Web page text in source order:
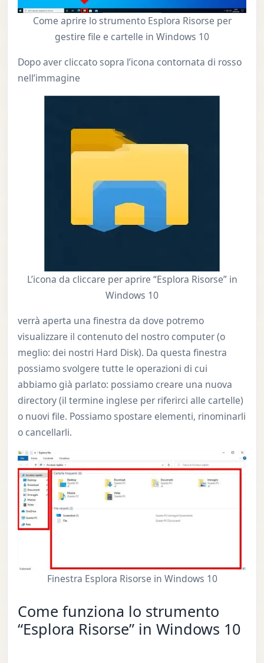
Come aprire lo strumento Esplora Risorse per
gestire file e cartelle in Windows 10
Dopo aver cliccato sopra l’icona contornata di rosso
nell’immagine
L’icona da cliccare per aprire “Esplora Risorse” in
Windows 10
verrà aperta una finestra da dove potremo
visualizzare il contenuto del nostro computer (o
meglio: dei nostri Hard Disk). Da questa finestra
possiamo svolgere tutte le operazioni di cui
abbiamo già parlato: possiamo creare una nuova
directory (il termine inglese per riferirci alle cartelle)
o nuovi file. Possiamo spostare elementi, rinominarli
o cancellarli.
Finestra Esplora Risorse in Windows 10
Come funziona lo strumento
“Esplora Risorse” in Windows 10